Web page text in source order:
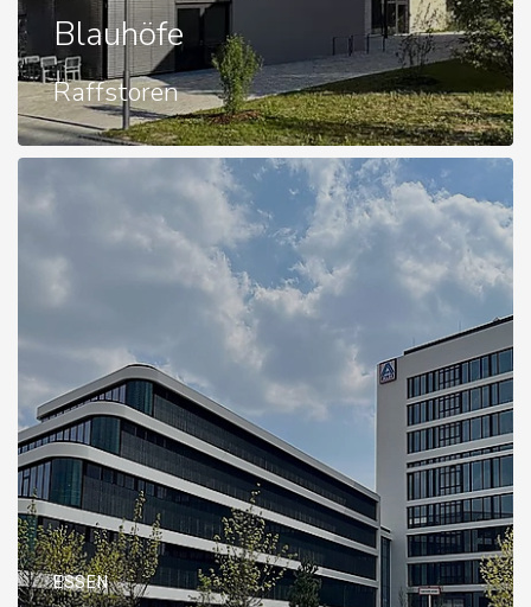
Blauhöfe
Raffstoren
ESSEN